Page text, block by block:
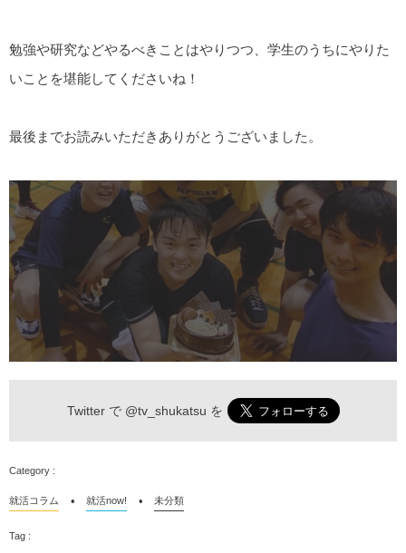
勉強や研究などやるべきことはやりつつ、学生のうちにやりた
いことを堪能してくださいね！
最後までお読みいただきありがとうございました。
Twitter で @tv_shukatsu を
就活コラム 就活now! 未分類